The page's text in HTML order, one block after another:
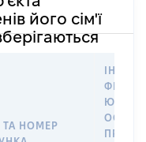
його сім'ї
ТА НОМЕР
ПРАВО